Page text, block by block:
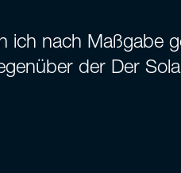
ich nach Maßgabe
der Der